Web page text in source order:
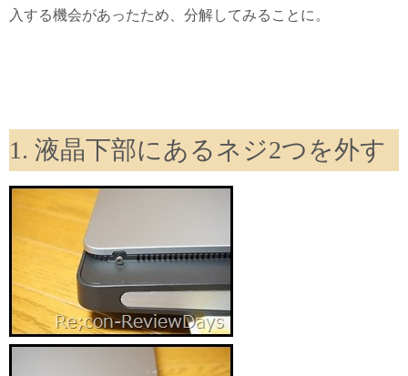
入する機会があったため、分解してみることに。
1. 液晶下部にあるネジ2つを外す